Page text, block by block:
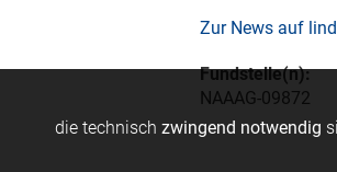
Zur News auf
Fundstelle(n):
NAAAG-09872
die technisch zwingend notwendig